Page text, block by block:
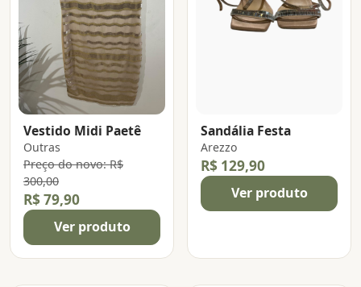
Vestido Midi Paetê
Outras
Preço do novo: R$
300,00
R$ 79,90
Ver produto
Sandália Festa
Arezzo
R$ 129,90
Ver produto